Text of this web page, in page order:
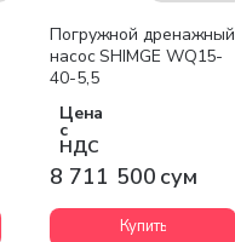
Бесплатная доставка
Погружной дренажный
насос SHIMGE WQ15-
40-5,5
Цена
с
НДС
8 711 500 сум
Купить